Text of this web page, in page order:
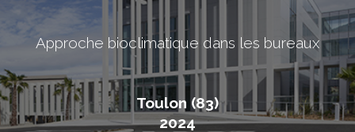
Approche bioclimatique dans les bureaux
Toulon (83)
2024